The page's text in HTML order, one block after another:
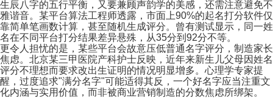
生辰八字的五行平衡，又要兼顾声韵学的美感，还需注意避免不
雅谐音。某平台算法工程师透露，市面上90%的起名打分软件仅
靠简单笔画数计算，甚至随机生成评分。曾有测试显示，同一姓
名在不同平台打分结果差异悬殊，从35分到92分不等。
更令人担忧的是，某些平台会故意压低普通名字评分，制造家长
焦虑。北京某三甲医院产科护士反映，近年来新生儿父母因姓名
评分不理想而要求改出生证明的情况明显增多。心理学专家提
醒，过度追求"满分名字"可能适得其反，一个好名字应当注重文
化内涵与实用价值，而非被商业营销制造的分数焦虑所绑架。